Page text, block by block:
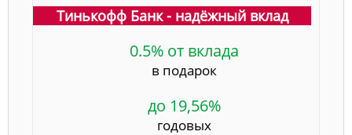
Тинькофф Банк - надёжный вклад
0.5% от вклада
в подарок
до 19,56%
годовых